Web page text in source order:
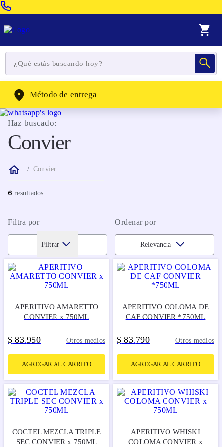
WhatsApp: (302) 262-4104
Método de entrega
Haz buscado:
Convier
Convier
6
Filtra por Ordenar por
Filtrar Relevancia
APERITIVO AMARETTO
CONVIER x 750ML
$ 83.950 Otros medios
AGREGAR AL CARRITO
APERITIVO COLOMA DE
CAF CONVIER *750ML
$ 83.790 Otros medios
AGREGAR AL CARRITO
COCTEL MEZCLA TRIPLE
SEC CONVIER x 750ML
APERITIVO WHISKI
COLOMA CONVIER x